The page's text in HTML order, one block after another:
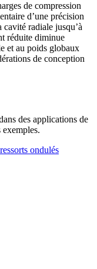
de compression
d’une précision
cavité radiale jusqu’à
réduite diminue
et au poids globaux
de conception
des applications de
ondulés